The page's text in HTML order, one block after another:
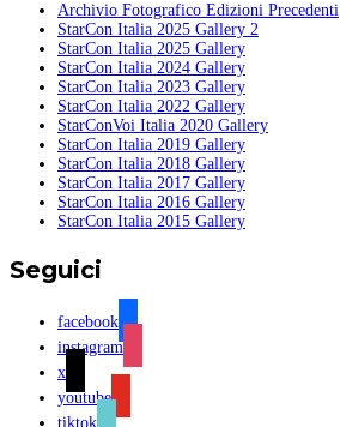
Archivio Fotografico Edizioni Precedenti
StarCon Italia 2025 Gallery 2
StarCon Italia 2025 Gallery
StarCon Italia 2024 Gallery
StarCon Italia 2023 Gallery
StarCon Italia 2022 Gallery
StarConVoi Italia 2020 Gallery
StarCon Italia 2019 Gallery
StarCon Italia 2018 Gallery
StarCon Italia 2017 Gallery
StarCon Italia 2016 Gallery
StarCon Italia 2015 Gallery
Seguici
facebook
instagram
x
youtube
tiktok